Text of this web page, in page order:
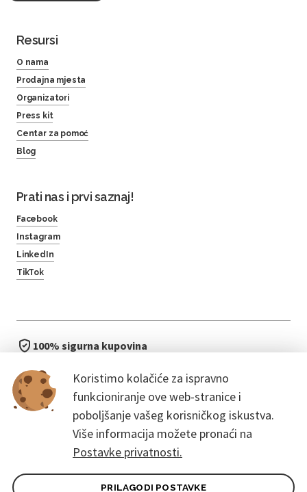
Koristimo kolačiće za ispravno
funkcioniranje ove web-stranice i
poboljšanje vašeg korisničkog iskustva.
Više informacija možete pronaći na
Postavke privatnosti.
PRILAGODI POSTAVKE
Resursi
O nama
Prodajna mjesta
Organizatori
Press kit
Centar za pomoć
Blog
Prati nas i prvi saznaj!
Facebook
Instagram
LinkedIn
TikTok
100% sigurna kupovina
bez čekanja u redu